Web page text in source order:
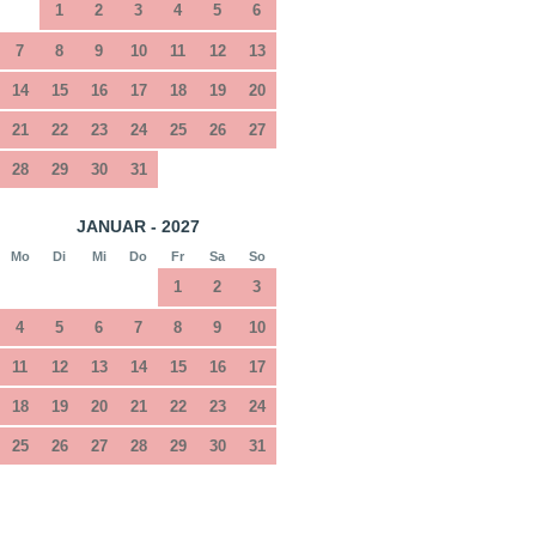
1 2 3 4 5 6
7 8 9 10 11 12 13
14 15 16 17 18 19 20
21 22 23 24 25 26 27
28 29 30 31
JANUAR - 2027
Mo Di Mi Do Fr Sa So
1 2 3
4 5 6 7 8 9 10
11 12 13 14 15 16 17
18 19 20 21 22 23 24
25 26 27 28 29 30 31